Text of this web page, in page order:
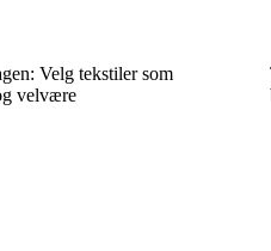
Velg tekstiler som
velvære